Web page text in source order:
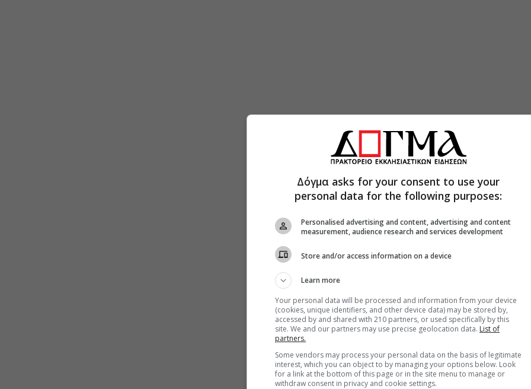
Δόγμα asks for your consent to use your
personal data for the following purposes:
Personalised advertising and content, advertising and content
measurement, audience research and services development
Store and/or access information on a device
Learn more
Your personal data will be processed and information from your device
(cookies, unique identifiers, and other device data) may be stored by,
accessed by and shared with 210 partners, or used specifically by this
site. We and our partners may use precise geolocation data. List of
partners.
Some vendors may process your personal data on the basis of legitimate
interest, which you can object to by managing your options below. Look
for a link at the bottom of this page or in the site menu to manage or
withdraw consent in privacy and cookie settings.